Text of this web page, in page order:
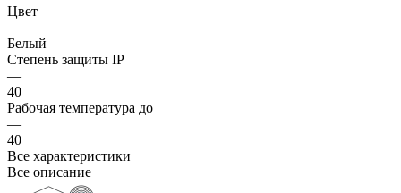
Цвет
—
Белый
Степень защиты IP
—
40
Рабочая температура до
—
40
Все характеристики
Все описание